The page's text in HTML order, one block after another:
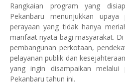
Rangkaian program yang
Pekanbaru menunjukkan upaya
perayaan yang tidak hanya
manfaat nyata bagi masyarakat.
pembangunan perkotaan,
pelayanan publik dan
yang ingin disampaikan
Pekanbaru tahun ini.